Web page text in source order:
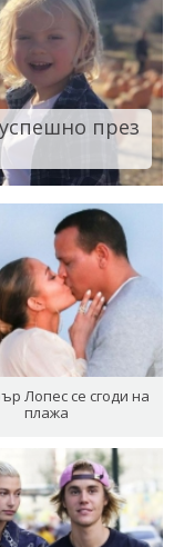
през
Лопес се сгоди на
плажа